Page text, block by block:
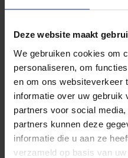
Deze website maakt
We gebruiken cookies om
personaliseren, om
en om ons websiteverkeer
informatie over uw gebruik
partners voor social
partners kunnen deze
informatie die u aan ze
verzameld op basis van
VUB
-
2026
Workshop
Training
het
17:00